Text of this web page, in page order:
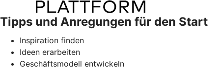
Tipps und Anregungen für den Start
Inspiration finden
Ideen erarbeiten
Geschäftsmodell entwickeln